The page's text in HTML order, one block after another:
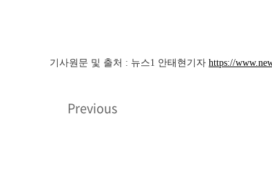
기사원문 및 출처 : 뉴스1 안태현기자 https://
Previous